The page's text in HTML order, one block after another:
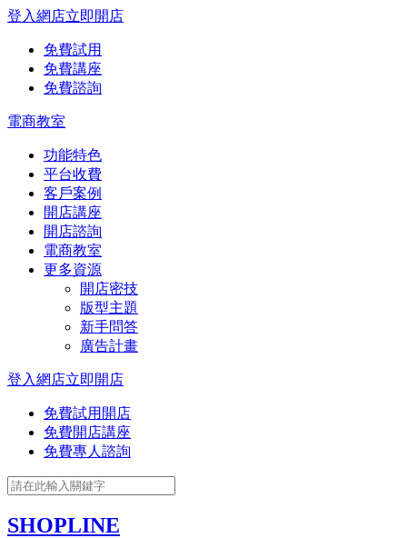
登入網店立即開店
免費試用
免費講座
免費諮詢
電商教室
功能特色
平台收費
客戶案例
開店講座
開店諮詢
電商教室
更多資源
開店密技
版型主題
新手問答
廣告計畫
登入網店立即開店
免費試用開店
免費開店講座
免費專人諮詢
SHOPLINE